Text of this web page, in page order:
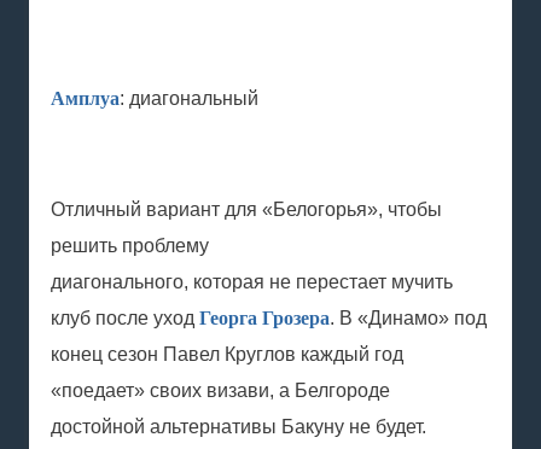
Амплуа: диагональный
Отличный вариант для «Белогорья», чтобы
решить проблему
диагонального, которая не перестает мучить
клуб после уход Георга Грозера. В «Динамо» под
конец сезон Павел Круглов каждый год
«поедает» своих визави, а Белгороде
достойной альтернативы Бакуну не будет.